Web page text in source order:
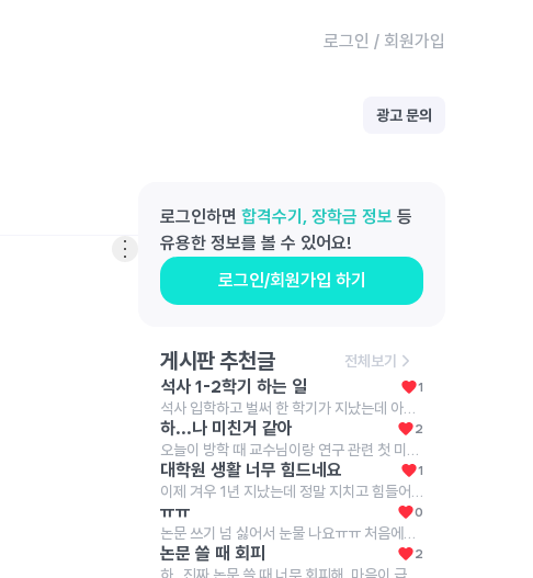
로그인 / 회원가입
광고 문의
로그인하면 합격수기, 장학금 정보 등
유용한 정보를 볼 수 있어요!
로그인/회원가입 하기
게시판 추천글 전체보기
석사 1-2학기 하는 일 1
하...나 미친거 같아 2
대학원 생활 너무 힘드네요 1
ㅠㅠ 0
논문 쓸 때 회피 2